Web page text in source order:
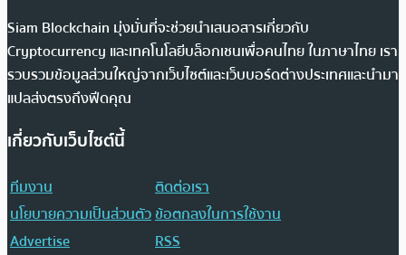
Siam Blockchain มุ่งมั่นที่จะช่วยนำเสนอสารเกี่ยวกับ
Cryptocurrency และเทคโนโลยีบล็อกเชนเพื่อคนไทย ในภาษาไทย เรา
รวบรวมข้อมูลส่วนใหญ่จากเว็บไซต์และเว็บบอร์ดต่างประเทศและนำมา
แปลส่งตรงถึงฟีดคุณ
เกี่ยวกับเว็บไซต์นี้
ทีมงาน
ติดต่อเรา
นโยบายความเป็นส่วนตัวข้อตกลงในการใช้งาน
Advertise
RSS